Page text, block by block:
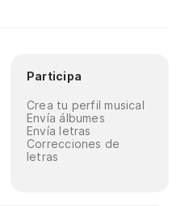
Participa
Crea tu perfil musical
Envía álbumes
Envía letras
Correcciones de
letras